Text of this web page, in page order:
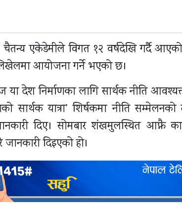
चैतन्य एकेडेमीले विगत १२ वर्षदेखि गर्दै
आयोजना गर्ने भएको छ।
या देश निर्माणका लागि सार्थक नीति
सार्थक यात्रा’ शिर्षकमा नीति
दिए। सोमबार शंखमुलस्थित आफ्नै
जानकारी दिइएको हो।